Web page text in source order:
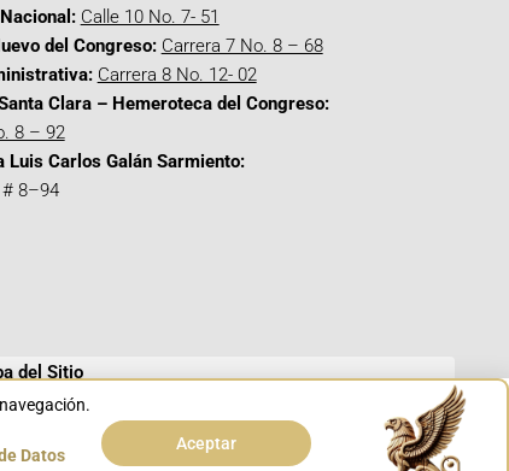
Calle 10 No. 7- 51
del Congreso: Carrera 7 No. 8 – 68
Carrera 8 No. 12- 02
Clara – Hemeroteca del Congreso:
8 – 92
Luis Carlos Galán Sarmiento:
# 8–94
del Sitio
Datos
Aceptar